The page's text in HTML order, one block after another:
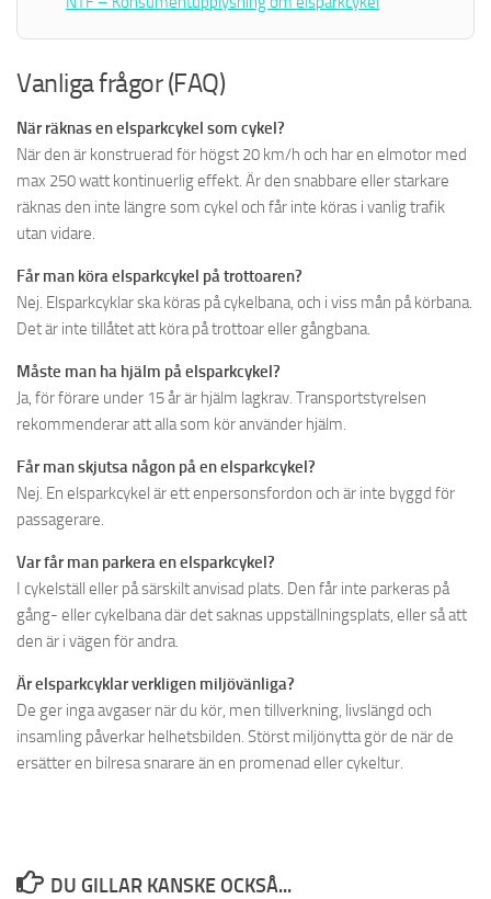
Vanliga frågor (FAQ)
När räknas en elsparkcykel som cykel?
När den är konstruerad för högst 20 km/h och har en elmotor med
max 250 watt kontinuerlig effekt. Är den snabbare eller starkare
räknas den inte längre som cykel och får inte köras i vanlig trafik
utan vidare.
Får man köra elsparkcykel på trottoaren?
Nej. Elsparkcyklar ska köras på cykelbana, och i viss mån på körbana.
Det är inte tillåtet att köra på trottoar eller gångbana.
Måste man ha hjälm på elsparkcykel?
Ja, för förare under 15 år är hjälm lagkrav. Transportstyrelsen
rekommenderar att alla som kör använder hjälm.
Får man skjutsa någon på en elsparkcykel?
Nej. En elsparkcykel är ett enpersonsfordon och är inte byggd för
passagerare.
Var får man parkera en elsparkcykel?
I cykelställ eller på särskilt anvisad plats. Den får inte parkeras på
gång- eller cykelbana där det saknas uppställningsplats, eller så att
den är i vägen för andra.
Är elsparkcyklar verkligen miljövänliga?
De ger inga avgaser när du kör, men tillverkning, livslängd och
insamling påverkar helhetsbilden. Störst miljönytta gör de när de
ersätter en bilresa snarare än en promenad eller cykeltur.
DU GILLAR KANSKE OCKSÅ...